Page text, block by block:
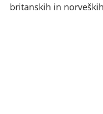
britanskih in